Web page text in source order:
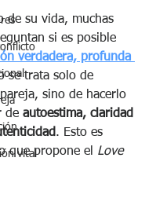
vital
de su vida, muchas
si es posible
verdadera, profunda
se trata solo de
sino de hacerlo
de autoestima, claridad
. Esto es
que propone el Love